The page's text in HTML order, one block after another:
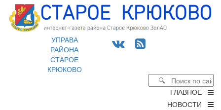
УПРАВА
РАЙОНА
СТАРОЕ
КРЮКОВО
ГЛАВНОЕ
НОВОСТИ